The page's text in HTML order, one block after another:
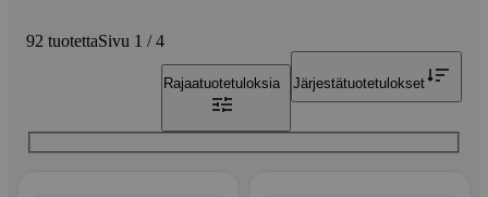
92 tuotettaSivu 1 / 4
Rajaatuotetuloksia Järjestätuotetulokset